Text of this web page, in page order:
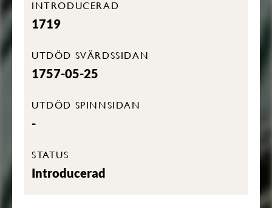
INTRODUCERAD
1719
UTDÖD SVÄRDSSIDAN
1757-05-25
UTDÖD SPINNSIDAN
-
STATUS
Introducerad